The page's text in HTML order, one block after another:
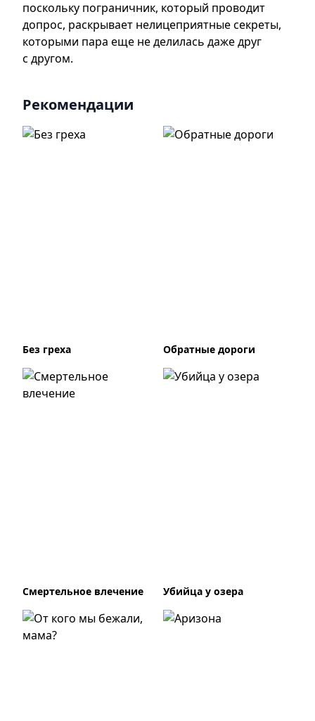
поскольку пограничник, который проводит
допрос, раскрывает нелицеприятные секреты,
которыми пара еще не делилась даже друг
с другом.
Рекомендации
Без греха Обратные дороги
Смертельное влечение Убийца у озера